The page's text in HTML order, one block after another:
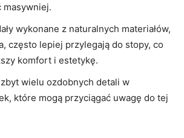
masywniej.
wykonane z naturalnych materiałów,
często lepiej przylegają do stopy, co
komfort i estetykę.
wielu ozdobnych detali w
które mogą przyciągać uwagę do tej